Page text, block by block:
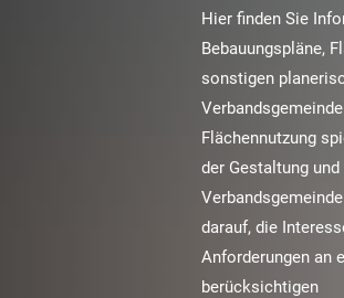
Hier finden Sie
Bebauungspläne,
sonstigen
Flächennutzung
der Gestaltung
darauf, die
Anforderungen an
berücksichtigen